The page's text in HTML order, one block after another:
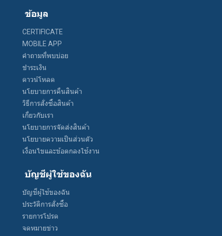
ข้อมูล
CERTIFICATE
MOBILE APP
คำถามที่พบบ่อย
ชำระเงิน
ดาวน์โหลด
นโยบายการคืนสินค้า
วิธีการสั่งซื้อสินค้า
เกี่ยวกับเรา
นโยบายการจัดส่งสินค้า
นโยบายความเป็นส่วนตัว
เงื่อนไขและข้อตกลงใช้งาน
บัญชีผู้ใช้ของฉัน
บัญชีผู้ใช้ของฉัน
ประวัติการสั่งซื้อ
รายการโปรด
จดหมายข่าว